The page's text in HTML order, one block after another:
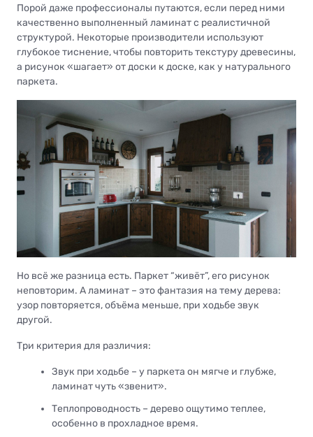
Порой даже профессионалы путаются, если перед ними
качественно выполненный ламинат с реалистичной
структурой. Некоторые производители используют
глубокое тиснение, чтобы повторить текстуру древесины,
а рисунок «шагает» от доски к доске, как у натурального
паркета.
Но всё же разница есть. Паркет “живёт”, его рисунок
неповторим. А ламинат – это фантазия на тему дерева:
узор повторяется, объёма меньше, при ходьбе звук
другой.
Три критерия для различия:
Звук при ходьбе – у паркета он мягче и глубже,
ламинат чуть «звенит».
Теплопроводность – дерево ощутимо теплее,
особенно в прохладное время.